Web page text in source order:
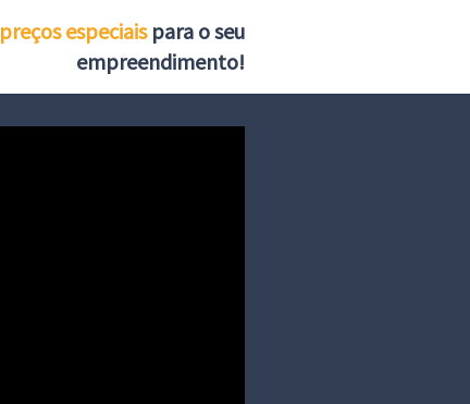
preços especiais para o seu
empreendimento!